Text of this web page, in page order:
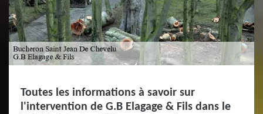
Toutes les informations à savoir sur
l'intervention de G.B Elagage & Fils dans le